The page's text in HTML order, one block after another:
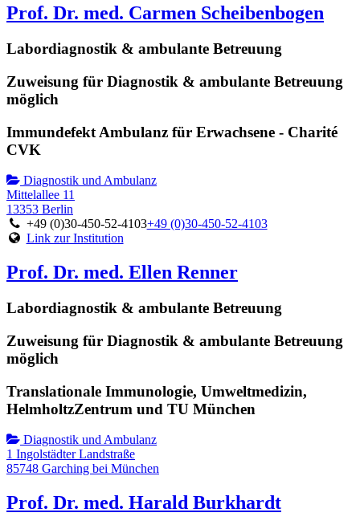
Prof. Dr. med. Carmen Scheibenbogen
Labordiagnostik & ambulante Betreuung
Zuweisung für Diagnostik & ambulante Betreuung
möglich
Immundefekt Ambulanz für Erwachsene - Charité
CVK
Diagnostik und Ambulanz
Mittelallee 11
13353 Berlin
+49 (0)30-450-52-4103+49 (0)30-450-52-4103
Link zur Institution
Prof. Dr. med. Ellen Renner
Labordiagnostik & ambulante Betreuung
Zuweisung für Diagnostik & ambulante Betreuung
möglich
Translationale Immunologie, Umweltmedizin,
HelmholtzZentrum und TU München
Diagnostik und Ambulanz
1 Ingolstädter Landstraße
85748 Garching bei München
Prof. Dr. med. Harald Burkhardt